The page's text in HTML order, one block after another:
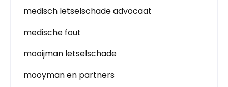
medisch letselschade advocaat
medische fout
mooijman letselschade
mooyman en partners